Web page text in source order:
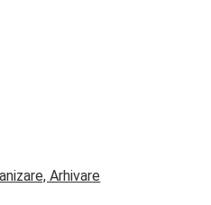
Arhivare